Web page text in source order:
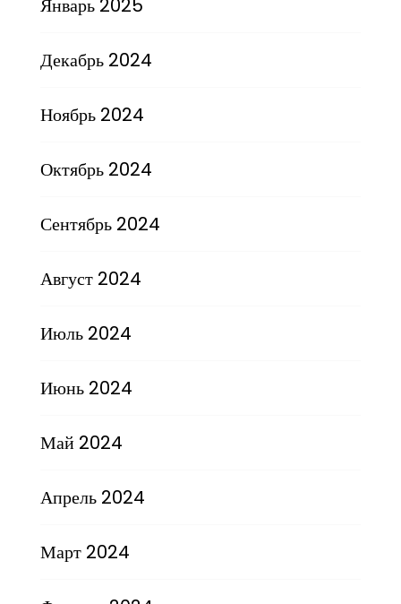
Январь 2025
Декабрь 2024
Ноябрь 2024
Октябрь 2024
Сентябрь 2024
Август 2024
Июль 2024
Июнь 2024
Май 2024
Апрель 2024
Март 2024